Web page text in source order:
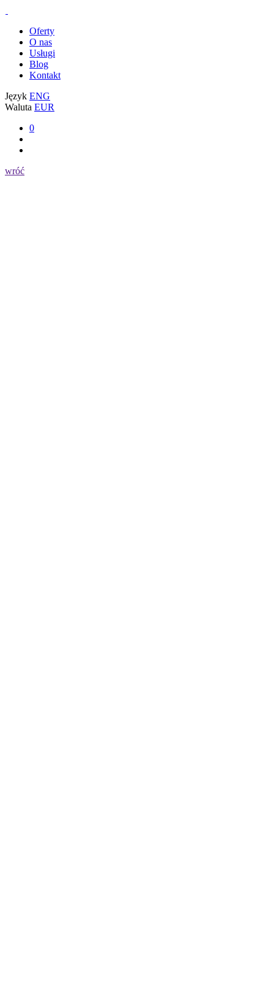
Oferty
O nas
Usługi
Blog
Kontakt
Język ENG
Waluta EUR
0
wróć